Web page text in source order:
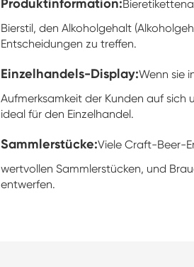
Produktinformation:
Bierstil, den Alkoholgehalt
Entscheidungen zu treffen.
Einzelhandels-Display:Wenn sie
Aufmerksamkeit der Kunden auf
ideal für den Einzelhandel.
Sammlerstücke:Viele Craft-Beer-
wertvollen Sammlerstücken, und
entwerfen.